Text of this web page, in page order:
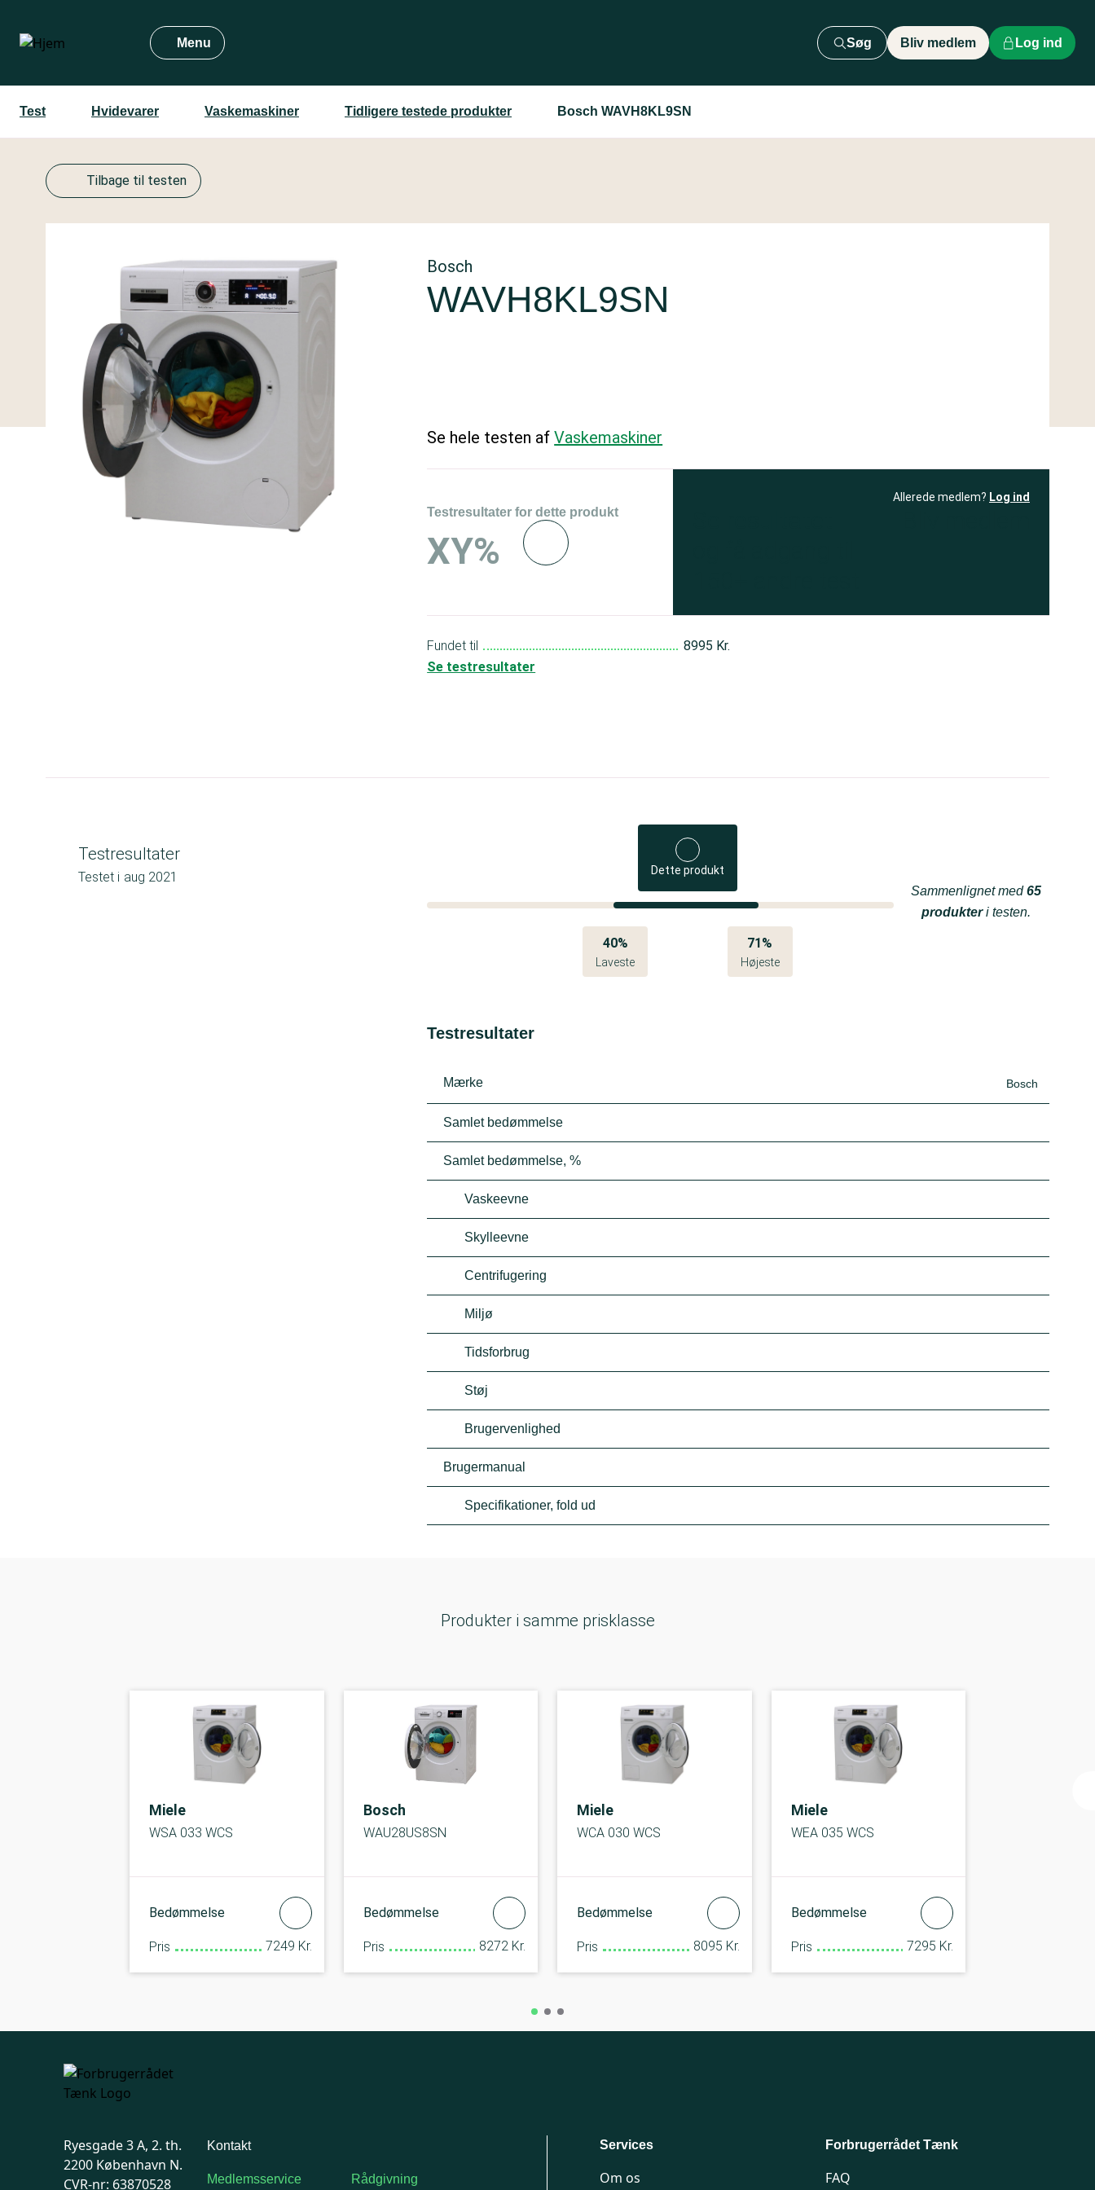
hovedindhold
Menu Søg Bliv medlem Log ind
Test Hvidevarer Vaskemaskiner Tidligere testede produkter Bosch WAVH8KL9SN
Tilbage til testen
Bosch
WAVH8KL9SN
Se hele testen afVaskemaskiner
Testresultater for dette produkt
XY%
Allerede medlem? Log ind
Fundet til
8995 Kr.
Se testresultater
Testresultater
Testet i aug 2021 Dette produkt
40%
Laveste
71%
Højeste
Sammenlignet med65
produkteri testen.
Testresultater
Mærke Bosch
Samlet bedømmelse
Samlet bedømmelse, %
Vaskeevne
Skylleevne
Centrifugering
Miljø
Tidsforbrug
Støj
Brugervenlighed
Brugermanual
Specifikationer, fold ud
Produkter i samme prisklasse
Miele
WSA 033 WCS
Bedømmelse
Pris 7249 Kr.
Bosch
WAU28US8SN
Bedømmelse
Pris 8272 Kr.
Miele
WCA 030 WCS
Bedømmelse
Pris 8095 Kr.
Miele
WEA 035 WCS
Bedømmelse
Pris 7295 Kr.
Ryesgade 3 A, 2. th.
2200 København N.
CVR-nr: 63870528
Kontakt
Medlemsservice Rådgivning
Services
Om os
Forbrugerrådet Tænk
FAQ